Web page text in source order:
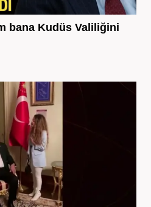
bana Kudüs Valiliğini